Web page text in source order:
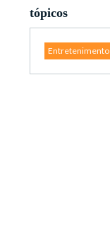
tópicos
Entretenimento